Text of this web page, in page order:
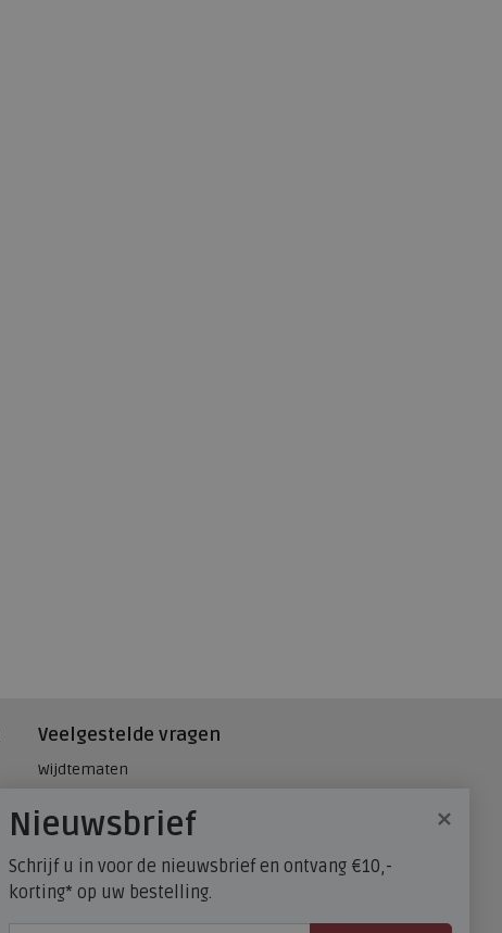
Veelgestelde vragen
Wijdtematen
Maatadvies, wat is mijn
schoenmaat?
FitFlop - maatadvies
×
Nieuwsbrief
Schrijf u in voor de nieuwsbrief en ontvang €10,-
korting* op uw bestelling.